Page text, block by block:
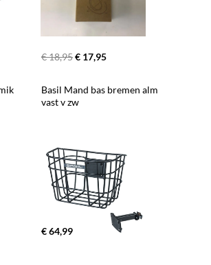
€ 18,95€ 17,95
Basil Mand bas bremen alm
vast v zw
€ 64,99